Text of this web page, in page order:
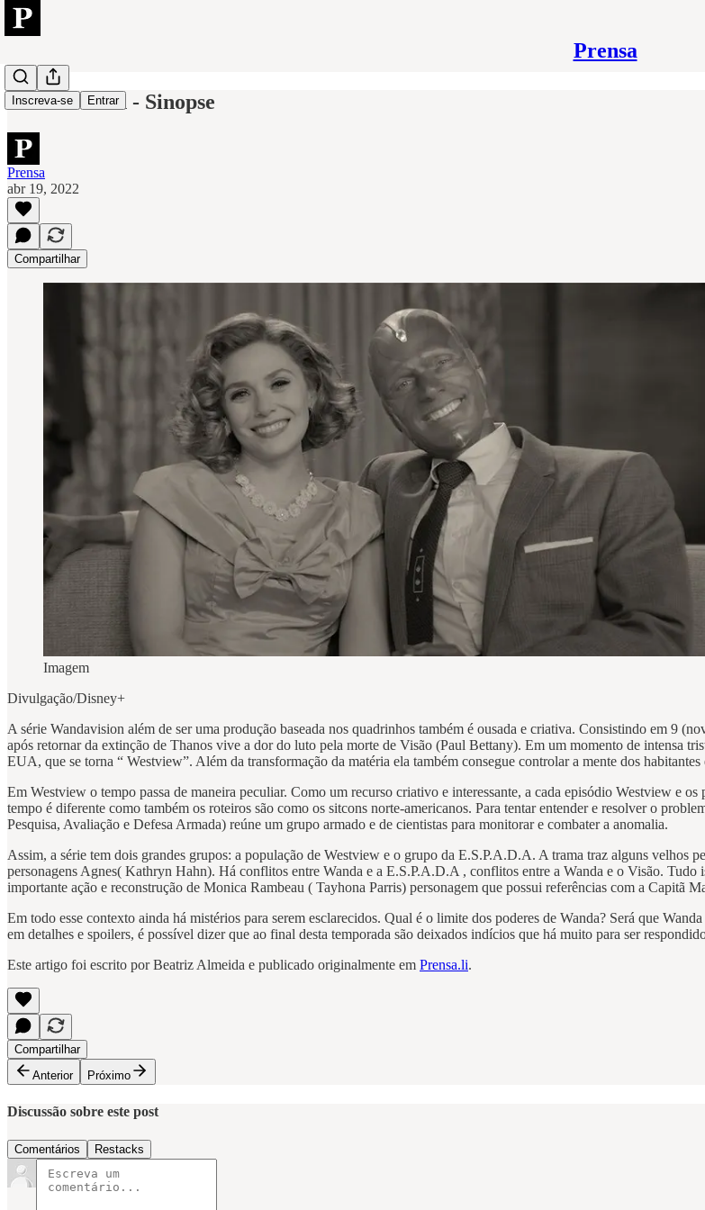
Prensa
Inscreva-se Entrar
Wandavision - Sinopse
Prensa
abr 19, 2022
Compartilhar
Imagem
Divulgação/Disney+
A série Wandavision além de ser uma produção baseada nos quadrinhos também é ousada e criativa. Consistindo em 9
após retornar da extinção de Thanos vive a dor do luto pela morte de Visão (Paul Bettany). Em um momento de intensa
EUA, que se torna “ Westview”. Além da transformação da matéria ela também consegue controlar a mente dos
Em Westview o tempo passa de maneira peculiar. Como um recurso criativo e interessante, a cada episódio Westview e
tempo é diferente como também os roteiros são como os sitcons norte-americanos. Para tentar entender e resolver o
Pesquisa, Avaliação e Defesa Armada) reúne um grupo armado e de cientistas para monitorar e combater a anomalia.
Assim, a série tem dois grandes grupos: a população de Westview e o grupo da E.S.P.A.D.A. A trama traz alguns
personagens Agnes( Kathryn Hahn). Há conflitos entre Wanda e a E.S.P.A.D.A , conflitos entre a Wanda e o Visão.
importante ação e reconstrução de Monica Rambeau ( Tayhona Parris) personagem que possui referências com a Capitã
Em todo esse contexto ainda há mistérios para serem esclarecidos. Qual é o limite dos poderes de Wanda? Será que
em detalhes e spoilers, é possível dizer que ao final desta temporada são deixados indícios que há muito para ser
Este artigo foi escrito por Beatriz Almeida e publicado originalmente em Prensa.li.
Compartilhar
Anterior
Próximo
Discussão sobre este post
Comentários Restacks